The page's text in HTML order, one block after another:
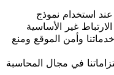
استخدام نموذج
غير الأساسية
وأمن الموقع ومنع
في مجال المحاسبة